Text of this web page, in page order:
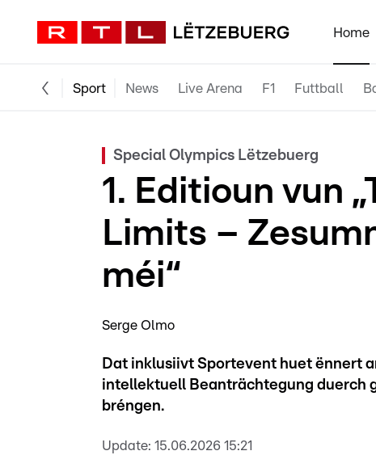
Home
Sport News Live Arena F1 Futtball
Special Olympics Lëtzebuerg
1. Editioun vun
Limits –
méi“
Serge Olmo
Dat inklusiivt Sportevent huet ënnert
intellektuell Beanträchtegung duerch
bréngen.
Update: 15.06.2026 15:21